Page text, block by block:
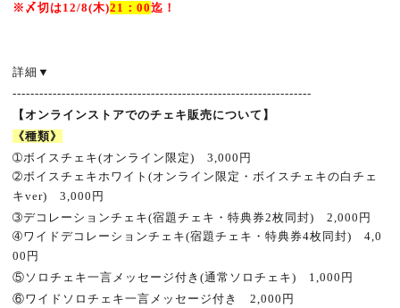
※ 〆切は12/8(木)21 ：00迄！
詳細 ▼
-------------------------------------------------------------------
【オンラインストアでのチェキ販売について】
《種類》
➀ボイスチェキ(オンライン限定) 3,000 円
➁ボイスチェキホワイト(オンライン限定・ボイスチェキの白チェ
キver) 3,000 円
➂デコレーションチェキ(宿題チェキ・特典券2枚同封) 2,000 円
➃ワイドデコレーションチェキ(宿題チェキ・特典券4枚同封)
4,0
00 円
⑤ ソロチェキ一言メッセージ付き(通常ソロチェキ) 1,000 円
⑥ワイドソロチェキ一言メッセージ付き2,000 円